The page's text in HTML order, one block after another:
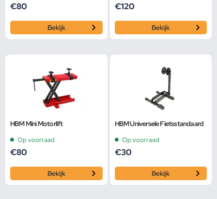
€80
Bekijk
€120
Bekijk
HBM Mini Motorlift
Op voorraad
€80
Bekijk
HBM Universele Fietsstandaard
Op voorraad
€30
Bekijk